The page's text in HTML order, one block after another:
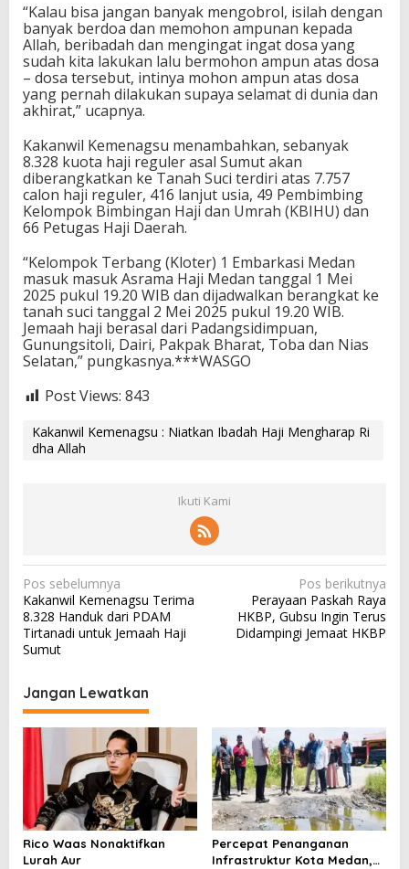
“Kalau bisa jangan banyak mengobrol, isilah dengan
banyak berdoa dan memohon ampunan kepada
Allah, beribadah dan mengingat ingat dosa yang
sudah kita lakukan lalu bermohon ampun atas dosa
– dosa tersebut, intinya mohon ampun atas dosa
yang pernah dilakukan supaya selamat di dunia dan
akhirat,” ucapnya.
Kakanwil Kemenagsu menambahkan, sebanyak
8.328 kuota haji reguler asal Sumut akan
diberangkatkan ke Tanah Suci terdiri atas 7.757
calon haji reguler, 416 lanjut usia, 49 Pembimbing
Kelompok Bimbingan Haji dan Umrah (KBIHU) dan
66 Petugas Haji Daerah.
“Kelompok Terbang (Kloter) 1 Embarkasi Medan
masuk masuk Asrama Haji Medan tanggal 1 Mei
2025 pukul 19.20 WIB dan dijadwalkan berangkat ke
tanah suci tanggal 2 Mei 2025 pukul 19.20 WIB.
Jemaah haji berasal dari Padangsidimpuan,
Gunungsitoli, Dairi, Pakpak Bharat, Toba dan Nias
Selatan,” pungkasnya.***WASGO
Post Views: 843
Kakanwil Kemenagsu : Niatkan Ibadah Haji Mengharap Ri
dha Allah
Ikuti Kami
N
a
v
i
g
a
s
o
s
Pos sebelumnya
Kakanwil Kemenagsu Terima
8.328 Handuk dari PDAM
Tirtanadi untuk Jemaah Haji
Sumut
Pos berikutnya
Perayaan Paskah Raya
HKBP, Gubsu Ingin Terus
Didampingi Jemaat HKBP
Jangan Lewatkan
Rico Waas Nonaktifkan
Lurah Aur
Percepat Penanganan
Infrastruktur Kota Medan,